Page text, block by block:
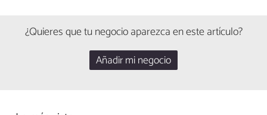
¿Quieres que tu negocio aparezca en este artículo?
Añadir mi negocio